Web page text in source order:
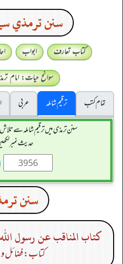
سنن ترمذي
کتاب تعارف ابواب
سوانح حیات: امام
تمام کتب
ترقیم شاملہ عربی
سنن ترمذی میں ترقیم شاملہ سے تلاش
حدیث نمبر
سنن
كتاب المناقب عن رسول
کتاب: فضائل